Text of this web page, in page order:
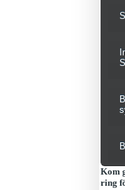
Kom
ring